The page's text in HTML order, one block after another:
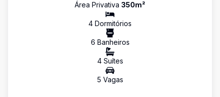
Área Privativa 350m²
4 Dormitórios
6 Banheiros
4Suítes
5 Vagas